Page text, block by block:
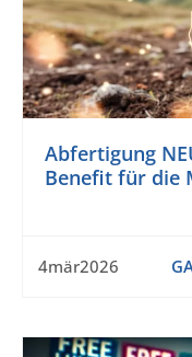
Abfertigung
Benefit für die
4mär2026